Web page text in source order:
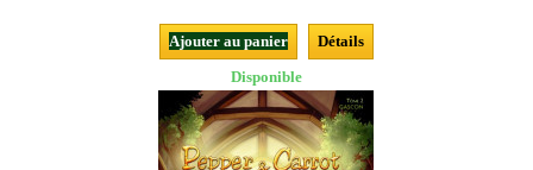
Ajouter au panier
Détails
Disponible